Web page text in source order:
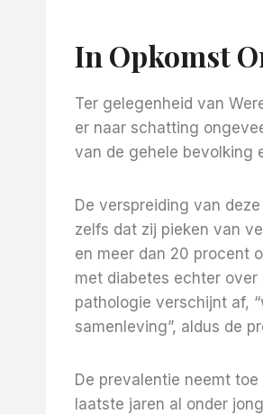
In Opkomst
Ter gelegenheid van
er naar schatting
van de gehele bevolking
De verspreiding van
zelfs dat zij pieken van
en meer dan 20 procent
met diabetes echter over
pathologie verschijnt af,
samenleving”, aldus de
De prevalentie neemt
laatste jaren al onder